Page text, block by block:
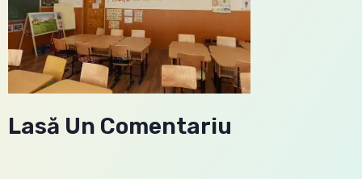
Lasă Un Comentariu